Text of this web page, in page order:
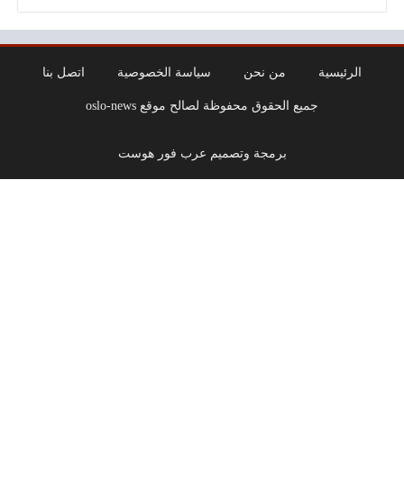
الرئيسية من نحن سياسة الخصوصية اتصل بنا
جميع الحقوق محفوظة لصالح موقع oslo-news
برمجة وتصميم عرب فور هوست